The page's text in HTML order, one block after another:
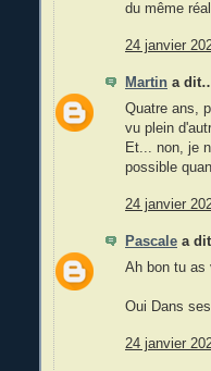
du même
24 janvier
Martin a
Quatre ans,
vu plein
Et... non, je
possible
24 janvier
Pascale a
Ah bon tu as
Oui Dans
24 janvier